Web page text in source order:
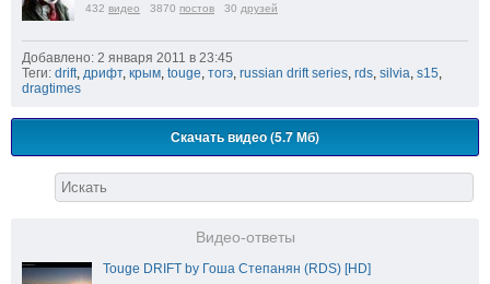
432 видео 3870 постов 30 друзей
Добавлено: 2 января 2011 в 23:45
Теги: drift, дрифт, крым, touge, тогэ, russian drift series, rds, silvia, s15,
dragtimes
Скачать видео (5.7 Мб)
Видео-ответы
Touge DRIFT by Гоша Степанян (RDS) [HD]